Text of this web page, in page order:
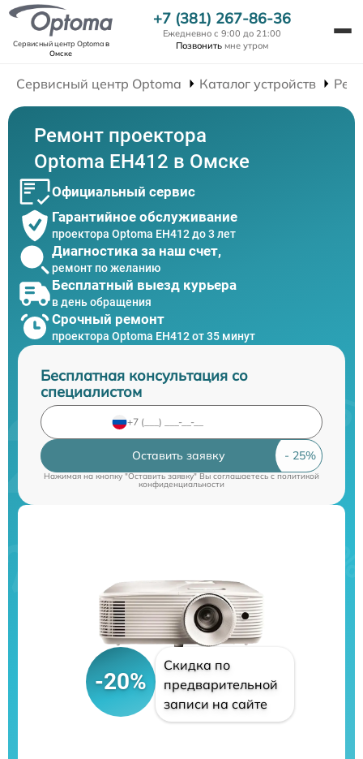
Сервисный центр Optomaв
Омске
+7 (381) 267-86-36
Ежедневно с 9:00 до 21:00
Позвонить мне утром
Сервисный центр Optoma Каталог устройств
Ремонт проектора
Optoma EH412 в Омске
Официальный сервис
Гарантийное обслуживание
проектора Optoma EH412 до 3 лет
Диагностика за наш счет,
ремонт по желанию
Бесплатный выезд курьера
в день обращения
Срочный ремонт
проектора Optoma EH412 от 35 минут
Бесплатная консультация со
специалистом
Оставить заявку
Нажимая на кнопку "Оставить заявку" Вы соглашаетесь cполитикой
конфиденциальности
-20%
Скидка по
предварительной
записи на сайте